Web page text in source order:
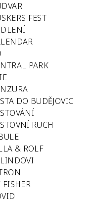
FEST
PARK
DO BUDĚJOVIC
RUCH
& ROLF
FISHER